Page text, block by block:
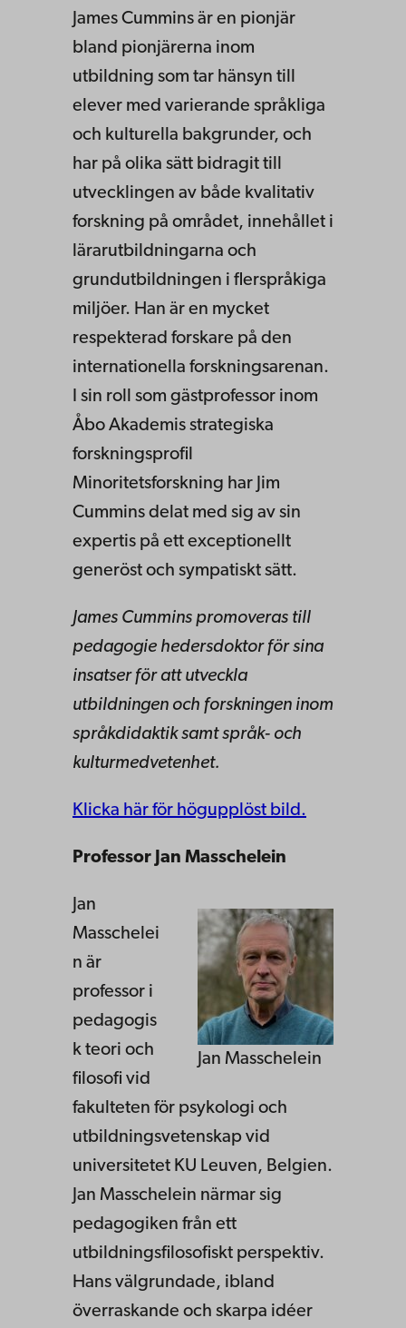
James Cummins är en pionjär
bland pionjärerna inom
utbildning som tar hänsyn till
elever med varierande språkliga
och kulturella bakgrunder, och
har på olika sätt bidragit till
utvecklingen av både kvalitativ
forskning på området, innehållet i
lärarutbildningarna och
grundutbildningen i flerspråkiga
miljöer. Han är en mycket
respekterad forskare på den
internationella forskningsarenan.
I sin roll som gästprofessor inom
Åbo Akademis strategiska
forskningsprofil
Minoritetsforskning har Jim
Cummins delat med sig av sin
expertis på ett exceptionellt
generöst och sympatiskt sätt.
James Cummins promoveras till
pedagogie hedersdoktor för sina
insatser för att utveckla
utbildningen och forskningen inom
språkdidaktik samt språk- och
kulturmedvetenhet.
Klicka här för högupplöst bild.
Professor Jan Masschelein
Jan Masschelein
Jan
Masschelei
n är
professor i
pedagogis
k teori och
filosofi vid
fakulteten för psykologi och
utbildningsvetenskap vid
universitetet KU Leuven, Belgien.
Jan Masschelein närmar sig
pedagogiken från ett
utbildningsfilosofiskt perspektiv.
Hans välgrundade, ibland
överraskande och skarpa idéer